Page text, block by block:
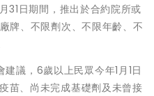
31日期間，推出於合約院所或
牌、不限劑次、不限年齡、不
議，6歲以上民眾今年1月1日
苗、尚未完成基礎劑及未曾接